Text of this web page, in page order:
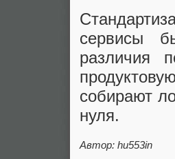
сервисы
различия
собирают
нуля.
Автор: hu553in